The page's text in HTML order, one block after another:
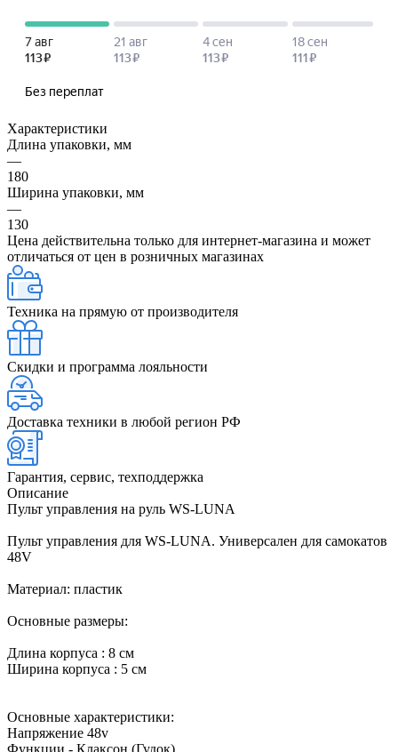
Характеристики
Длина упаковки, мм
—
180
Ширина упаковки, мм
—
130
Цена действительна только для интернет-магазина и может
отличаться от цен в розничных магазинах
Техника на прямую от производителя
Скидки и программа лояльности
Доставка техники в любой регион РФ
Гарантия, сервис, техподдержка
Описание
Пульт управления на руль WS-LUNA
Пульт управления для WS-LUNA. Универсален для самокатов
48V
Материал: пластик
Основные размеры:
Длина корпуса : 8 см
Ширина корпуса : 5 см
Основные характеристики:
Напряжение 48v
Функции - Клаксон (Гудок)